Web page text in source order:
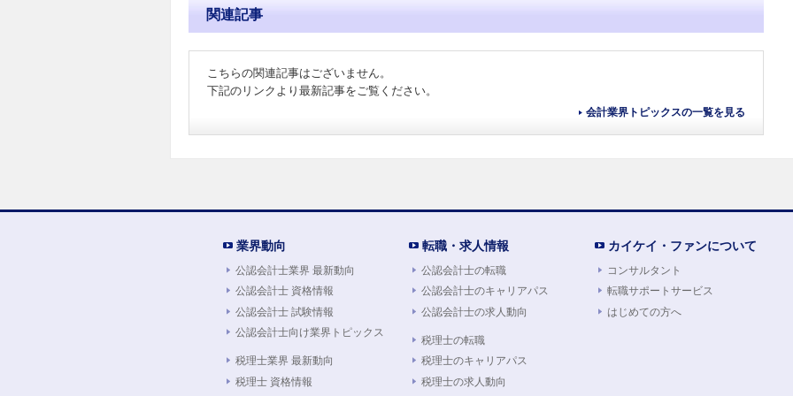
関連記事
こちらの関連記事はございません。
下記のリンクより最新記事をご覧ください。
会計業界トピックスの一覧を見る
業界動向
公認会計士業界 最新動向
公認会計士 資格情報
公認会計士 試験情報
公認会計士向け業界トピックス
税理士業界 最新動向
税理士 資格情報
転職・求人情報
公認会計士の転職
公認会計士のキャリアパス
公認会計士の求人動向
税理士の転職
税理士のキャリアパス
税理士の求人動向
カイケイ・ファンについて
コンサルタント
転職サポートサービス
はじめての方へ